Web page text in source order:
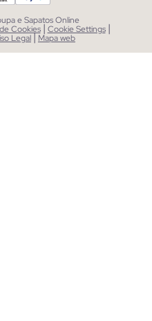
e Sapatos Online
Cookies | Cookie Settings |
Legal| Mapa web